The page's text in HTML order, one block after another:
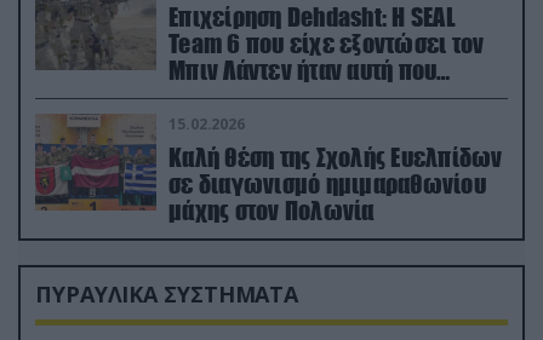
Επιχείρηση Dehdasht: Η SEAL
Team 6 που είχε εξοντώσει τον
Μπιν Λάντεν ήταν αυτή που
διέσωσε τον πιλότο του F-15
15.02.2026
Καλή θέση της Σχολής Ευελπίδων
σε διαγωνισμό ημιμαραθωνίου
μάχης στον Πολωνία
ΠΥΡΑΥΛΙΚΑ ΣΥΣΤΗΜΑΤΑ